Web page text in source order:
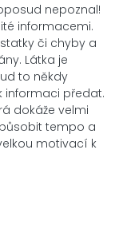
nepoznal!
informacemi.
či chyby a
Látka je
to někdy
informaci předat.
dokáže velmi
tempo a
motivací k